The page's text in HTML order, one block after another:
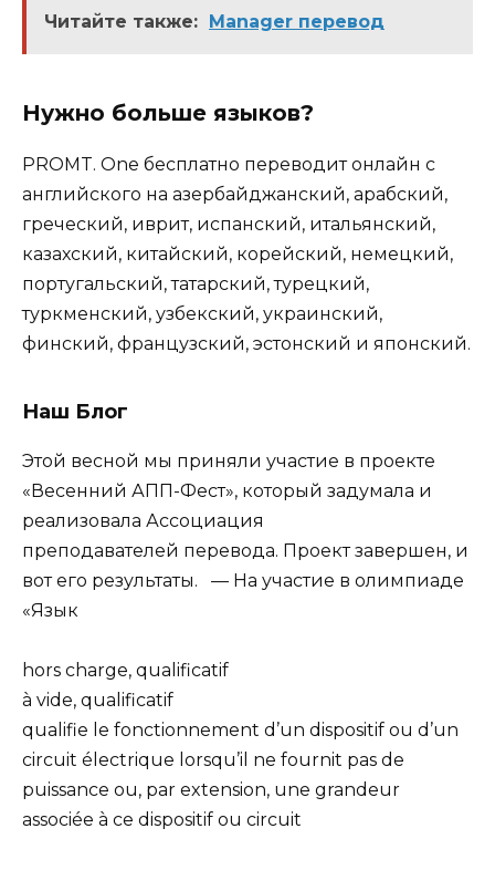
Читайте также: Manager перевод
Нужно больше языков?
PROMT. One бесплатно переводит онлайн с
английского на азербайджанский, арабский,
греческий, иврит, испанский, итальянский,
казахский, китайский, корейский, немецкий,
португальский, татарский, турецкий,
туркменский, узбекский, украинский,
финский, французский, эстонский и японский.
Наш Блог
Этой весной мы приняли участие в проекте
«Весенний АПП-Фест», который задумала и
реализовала Ассоциация
преподавателей перевода. Проект завершен, и
вот его результаты. — На участие в олимпиаде
«Язык
hors charge, qualificatif
à vide, qualificatif
qualifie le fonctionnement d’un dispositif ou d’un
circuit électrique lorsqu’il ne fournit pas de
puissance ou, par extension, une grandeur
associée à ce dispositif ou circuit